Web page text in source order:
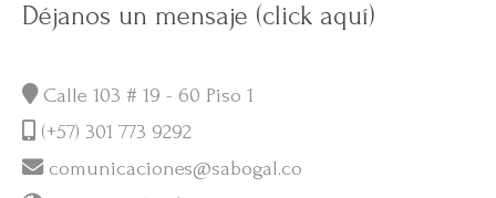
Déjanos un mensaje (click aquí)
Calle 103 # 19 - 60 Piso 1
(+57) 301 773 9292
comunicaciones@sabogal.co